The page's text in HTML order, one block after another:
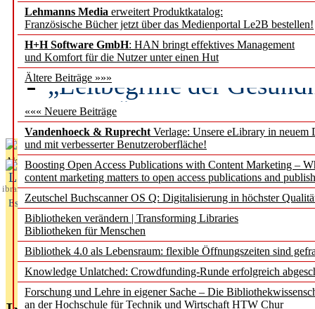
Lehmanns Media erweitert Produktkatalog:
Französische Bücher jetzt über das Medienportal Le2B bestellen!
H+H Software GmbH: HAN bringt effektives Management
und Komfort für die Nutzer unter einen Hut
Ältere Beiträge »»»
««« Neuere Beiträge
Vandenhoeck & Ruprecht Verlage: Unsere eLibrary in neuem
und mit verbesserter Benutzeroberfläche!
Boosting Open Access Publications with Content Marketing –
content marketing matters to open access publications and
Zeutschel Buchscanner OS Q: Digitalisierung in höchster
Bibliotheken verändern | Transforming Libraries
Bibliotheken für Menschen
Bibliothek 4.0 als Lebensraum: flexible Öffnungszeiten sind
Knowledge Unlatched: Crowdfunding-Runde erfolgreich
Forschung und Lehre in eigener Sache – Die
an der Hochschule für Technik und Wirtschaft HTW Chur
Künstliche Intelligenz
besser zu verstehen
„Leitbegriffe der
des BIÖG erscheinen
Aktuelles aus
L
ibrary
Essentials